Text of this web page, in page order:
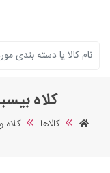
جستجو
کلاه
کالاها